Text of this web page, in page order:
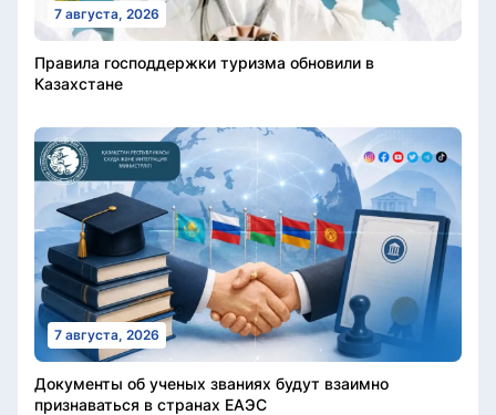
7 августа, 2026
Правила господдержки туризма обновили в
Казахстане
7 августа, 2026
Документы об ученых званиях будут взаимно
признаваться в странах ЕАЭС